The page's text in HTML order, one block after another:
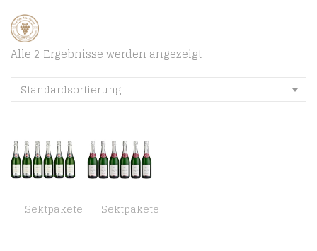
Alle 2 Ergebnisse werden angezeigt
Standardsortierung
Sektpakete Sektpakete